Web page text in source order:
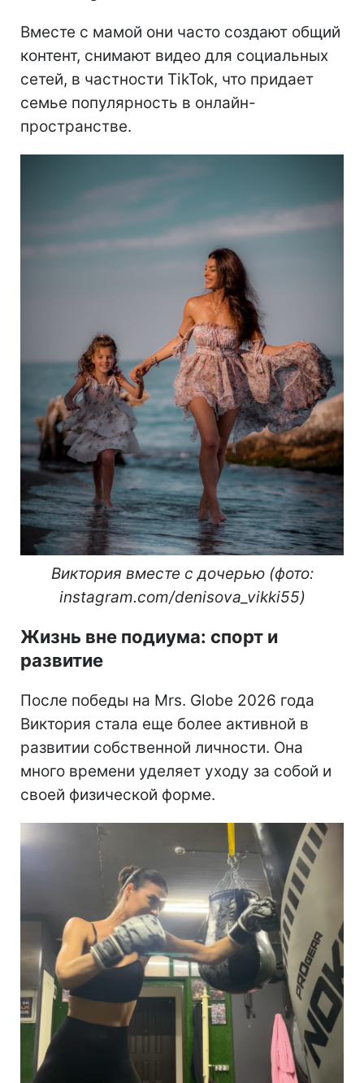
Вместе с мамой они часто создают общий
контент, снимают видео для социальных
сетей, в частности TikTok, что придает
семье популярность в онлайн-
пространстве.
Виктория вместе с дочерью (фото:
instagram.com/denisova_vikki55)
Жизнь вне подиума: спорт и
развитие
После победы на Mrs. Globe 2026 года
Виктория стала еще более активной в
развитии собственной личности. Она
много времени уделяет уходу за собой и
своей физической форме.